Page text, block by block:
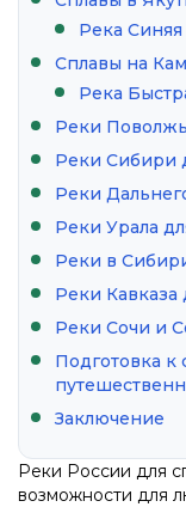
Река Синяя
Сплавы на
Река
Реки
Реки Сибири
Реки
Реки Урала
Реки в
Реки Кавказа
Реки Сочи и
Подготовка к
Заключение
Реки России для
возможности для